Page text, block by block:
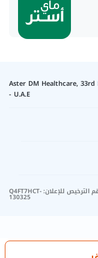
Aster DM Healthcare,
- U.A.E
الترخيص للإعلان:
Q4FT7HCT-
130325